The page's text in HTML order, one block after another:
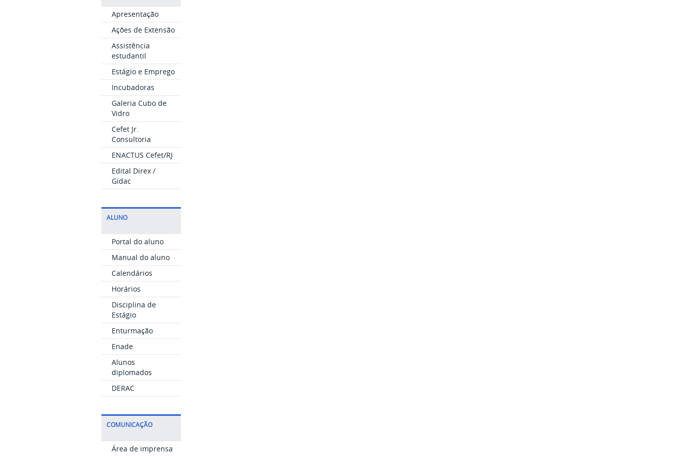
Apresentação
Ações de Extensão
Assistência
estudantil
Estágio e Emprego
Incubadoras
Galeria Cubo de
Vidro
Cefet Jr.
Consultoria
ENACTUS Cefet/RJ
Edital Direx /
Gidac
ALUNO
Portal do aluno
Manual do aluno
Calendários
Horários
Disciplina de
Estágio
Enturmação
Enade
Alunos
diplomados
DERAC
COMUNICAÇÃO
Área de imprensa